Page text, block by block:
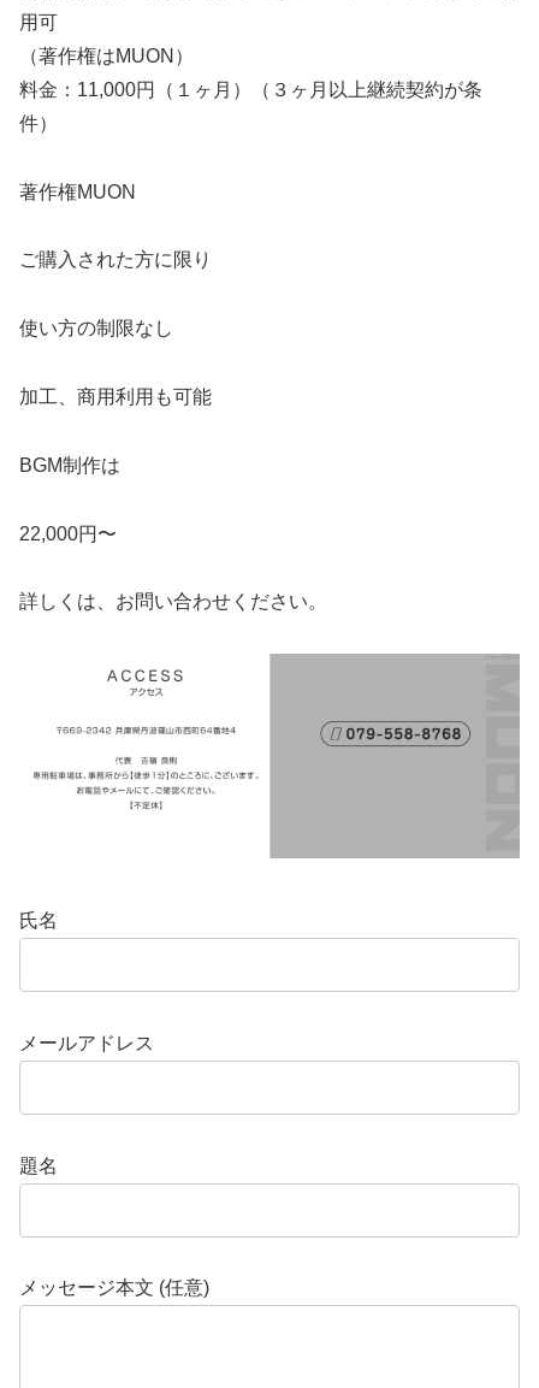
用可
（著作権はMUON）
料金：11,000円（１ヶ月）（３ヶ月以上継続契約が条
件）
著作権MUON
ご購入された方に限り
使い方の制限なし
加工、商用利用も可能
BGM制作は
22,000円〜
詳しくは、お問い合わせください。
氏名
メールアドレス
題名
メッセージ本文 (任意)